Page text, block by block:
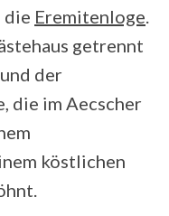
die Eremitenloge
getrennt
der
die im Aecscher
köstlichen